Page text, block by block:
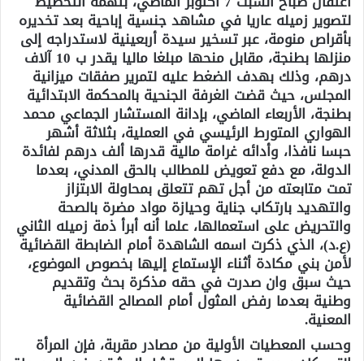
لتصوير زميله عاريا في مشاهد جنسية إباحية بعد تخديره
بأقراص منومة، عبر تسخير سيدة أربعينية لاستدراجه إلى
منزلها بطنجة، مقابل منحها مبلغا ماليا يقدر ب 10 آلاف
درهم، وذلك بهدف الضغط عليه لتمرير صفقات ميزانية
المجلس، حيث قضت الغرفة الجنحية بالمحكمة الابتدائية
بطنجة، الأربعاء الماضي، بإدانة المستشار الجماعي محمد
الهواري المتورط الرئيسي في العملية، بثلاثة أشهر
حبسا نافذا، وأدائه غرامة مالية قدرها ألف درهم لفائدة
الدولة، مع دفع تعويض للمطالب بالحق المدني، بعدما
تمت متابعته من أجل تهم تتعلق بمحاولة الابتزاز
والتهديد بارتكاب جناية وحيازة مواد مضرة بالصحة
والتحريض على استعمالها، علما أنه أبرأ ذمة زميله الثاني
(ع.د)، الذي ذكرت اسمه الشاهدة أمام الضابطة القضائية
لأمن بني مكادة أثناء الإستماع إليها بخصوص الموضوع،
حيث سبق وان صدرت في حقه مذكرة بحث وتقديم
وطنية بعدما رفض المثول أمام المصالح القضائية
المعنية.
وحسب المعطيات الأولية من مصادر مقربة، فإن المرأة